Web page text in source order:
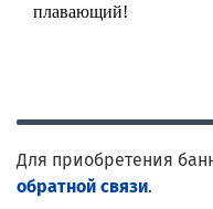
плавающий!
Для приобретения
обратной связи.